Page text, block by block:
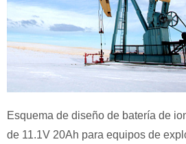
Esquema de diseño de batería de
de 11.1V 20Ah para equipos de